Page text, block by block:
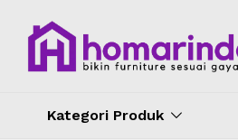
Kategori Produk